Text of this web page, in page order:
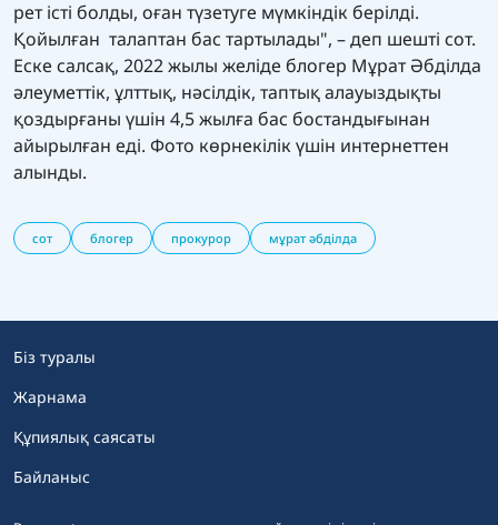
рет істі болды, оған түзетуге мүмкіндік берілді.
Қойылған талаптан бас тартылады", – деп шешті сот.
Еске салсақ, 2022 жылы желіде блогер Мұрат Әбділда
әлеуметтік, ұлттық, нәсілдік, таптықалауыздықты
қоздырғаны үшін 4,5 жылға бас бостандығынан
айырылған еді. Фото көрнекілік үшін интернеттен
алынды.
сот блогер прокурор мұрат әбділда
Біз туралы
Жарнама
Құпиялық саясаты
Байланыс